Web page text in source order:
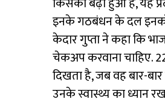
इनके गठबंधन के दल इनको
केदार गुप्ता ने कहा कि
चेकअप करवाना चाहिए.
दिखता है, जब वह बार-
उनके स्वास्थ्य का ध्यान